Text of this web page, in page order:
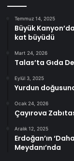
Temmuz 14, 2025
Büyük
kat büyüdü
Mart 24, 2026
Talas’ta Gıda
Eylül 3, 2025
Yurdun
Ocak 24, 2026
Çayırova
Aralık 12, 2025
Erdoğan’ın
Meydanı’nda